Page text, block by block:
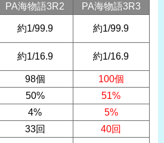
PA海物語3R2
PA海物語3R3
約1/99.9 約1/99.9
約1/16.9 約1/16.9
98個
100個
50%
51%
4%
5%
33回
40回